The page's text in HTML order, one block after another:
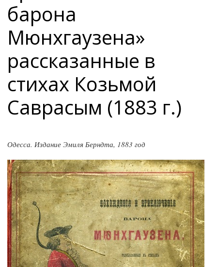
барона
Мюнхгаузена»
рассказанные в
стихах Козьмой
Саврасым (1883 г.)
Одесса. Издание Эмиля Берндта, 1883 год